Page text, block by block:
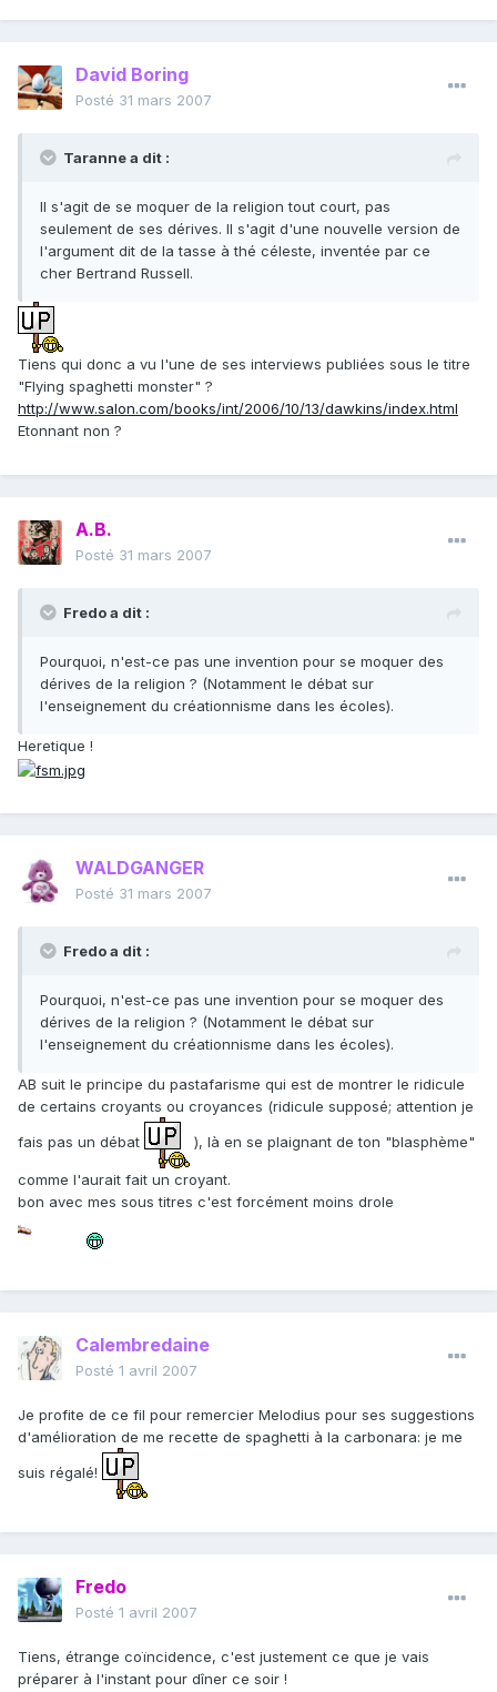
David Boring
Posté 31 mars 2007
Taranne a dit :
Il s'agit de se moquer de la religion tout court, pas
seulement de ses dérives. Il s'agit d'une nouvelle version de
l'argument dit de la tasse à thé céleste, inventée par ce
cher Bertrand Russell.
Tiens qui donc a vu l'une de ses interviews publiées sous le titre
"Flying spaghetti monster" ?
http://www.salon.com/books/int/2006/10/13/dawkins/index.html
Etonnant non ?
A.B.
Posté 31 mars 2007
Fredo a dit :
Pourquoi, n'est-ce pas une invention pour se moquer des
dérives de la religion ? (Notamment le débat sur
l'enseignement du créationnisme dans les écoles).
Heretique !
WALDGANGER
Posté 31 mars 2007
Fredo a dit :
Pourquoi, n'est-ce pas une invention pour se moquer des
dérives de la religion ? (Notamment le débat sur
l'enseignement du créationnisme dans les écoles).
AB suit le principe du pastafarisme qui est de montrer le ridicule
de certains croyants ou croyances (ridicule supposé; attention je
fais pas un débat
), là en se plaignant de ton "blasphème"
comme l'aurait fait un croyant.
bon avec mes sous titres c'est forcément moins drole
Calembredaine
Posté 1 avril 2007
Je profite de ce fil pour remercier Melodius pour ses suggestions
d'amélioration de me recette de spaghetti à la carbonara: je me
suis régalé!
Fredo
Posté 1 avril 2007
Tiens, étrange coïncidence, c'est justement ce que je vais
préparer à l'instant pour dîner ce soir !